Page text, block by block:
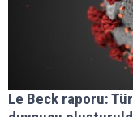
Le Beck raporu: